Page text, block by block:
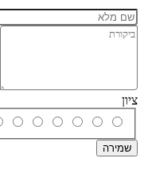
ציון
שמירה